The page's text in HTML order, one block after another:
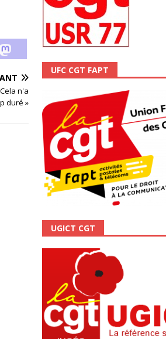
n'a
duré »
UFC CGT FAPT
UGICT CGT